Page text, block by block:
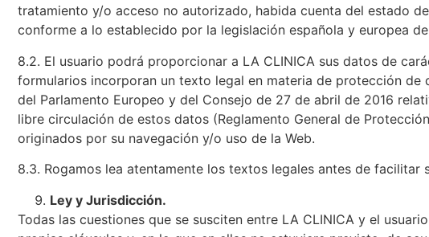
tratamiento y/o acceso no autorizado, habida cuenta del estado
conforme a lo establecido por la legislación española y europea
8.2. El usuario podrá proporcionar a LA CLINICA sus datos de
formularios incorporan un texto legal en materia de protección de
del Parlamento Europeo y del Consejo de 27 de abril de 2016
libre circulación de estos datos (Reglamento General de
originados por su navegación y/o uso de la Web.
8.3. Rogamos lea atentamente los textos legales antes de facilitar
Ley y Jurisdicción.
Todas las cuestiones que se susciten entre LA CLINICA y el